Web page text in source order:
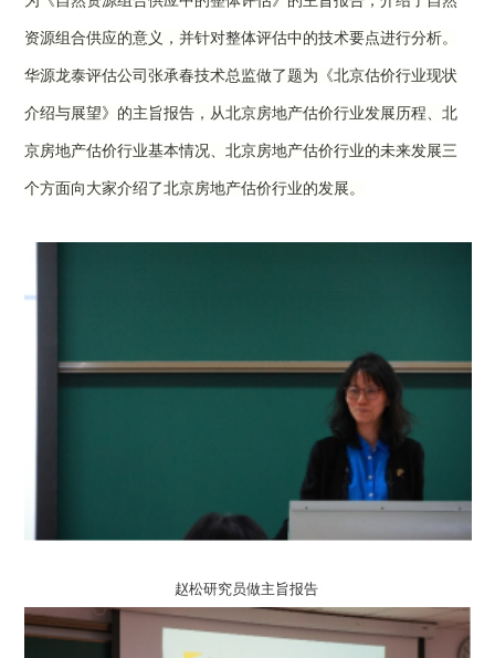
资源组合供应的意义，并针对整体评估中的技术要点进行分析。
华源龙泰评估公司张承春技术总监做了题为《北京估价行业现状
介绍与展望》的主旨报告，从北京房地产估价行业发展历程、北
京房地产估价行业基本情况、北京房地产估价行业的未来发展三
个方面向大家介绍了北京房地产估价行业的发展。
赵松研究员做主旨报告